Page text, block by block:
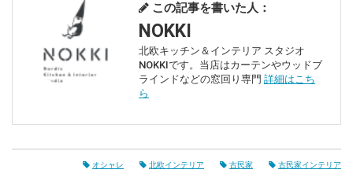
この記事を書いた人：
NOKKI
北欧キッチン＆インテリア スタジオ
NOKKIです。当店はカーテンやウッドブ
ラインドなどの窓回り専門 詳細はこち
ら
オシャレ 北欧インテリア 古民家 古民家インテリア